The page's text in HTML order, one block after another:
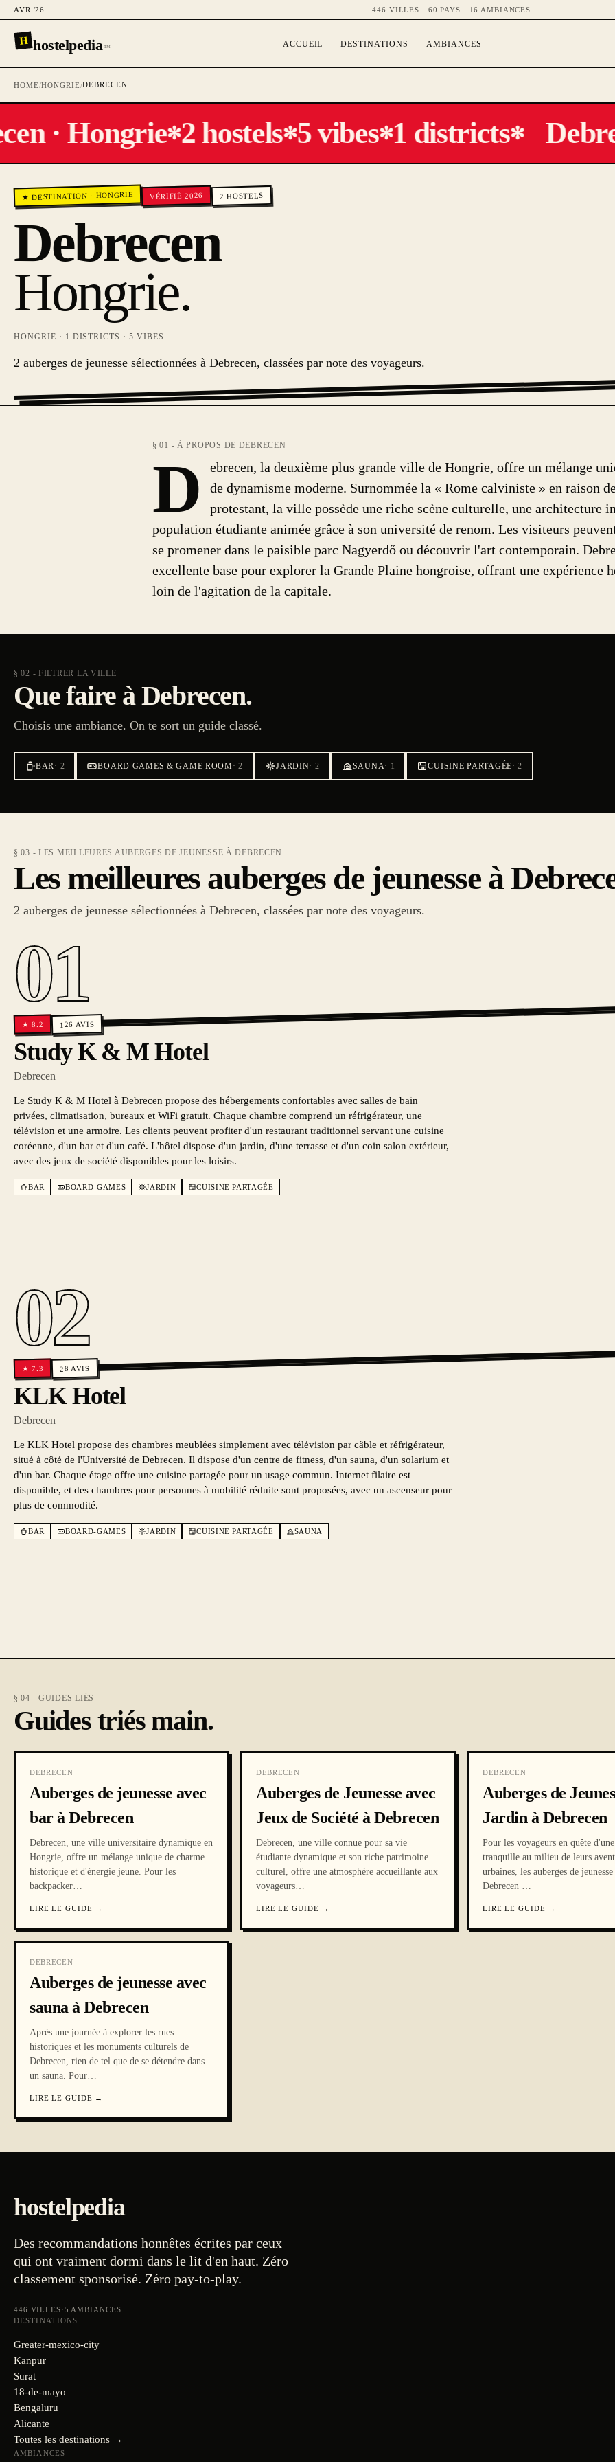
AVR '26 446 VILLES · 60 PAYS · 16 AMBIANCES
H hostelpedia™ ACCUEIL DESTINATIONS AMBIANCES
HOME/HONGRIE/DEBRECEN
· Hongrie✻2 hostels✻5 vibes✻1 districts✻
★ DESTINATION · HONGRIE VÉRIFIÉ 2026 2 HOSTELS
Debrecen
Hongrie.
HONGRIE · 1 DISTRICTS ·5 VIBES
2 auberges de jeunesse sélectionnées à Debrecen, classées par note des voyageurs.
§ 01 - À PROPOS DE DEBRECEN
D
ebrecen, la deuxième plus grande ville de Hongrie, offre un mélange
de dynamisme moderne. Surnommée la « Rome calviniste » en raison
protestant, la ville possède une riche scène culturelle, une architecture
population étudiante animée grâce à son université de renom. Les visiteurs
se promener dans le paisible parc Nagyerdő ou découvrir l'art contemporain.
excellente base pour explorer la Grande Plaine hongroise, offrant une expérience
loin de l'agitation de la capitale.
§ 02 - FILTRER LA VILLE
Que faire à Debrecen.
Choisis une ambiance. On te sort un guide classé.
BAR· 2 BOARD GAMES & GAME ROOM·2 JARDIN· 2 SAUNA· 1 CUISINE PARTAGÉE·2
§ 03 - LES MEILLEURES AUBERGES DE JEUNESSE À DEBRECEN
Les meilleures auberges de jeunesse à
2 auberges de jeunesse sélectionnées à Debrecen, classées par note des voyageurs.
01
★8.2 126 AVIS
Study K & M Hotel
Debrecen
Le Study K & M Hotel à Debrecen propose des hébergements confortables avec salles de bain
privées, climatisation, bureaux et WiFi gratuit. Chaque chambre comprend un réfrigérateur, une
télévision et une armoire. Les clients peuvent profiter d'un restaurant traditionnel servant une cuisine
coréenne, d'un bar et d'un café. L'hôtel dispose d'un jardin, d'une terrasse et d'un coin salon extérieur,
avec des jeux de société disponibles pour les loisirs.
BAR BOARD-GAMES JARDIN CUISINE PARTAGÉE
02
★7.3 28 AVIS
KLK Hotel
Debrecen
Le KLK Hotel propose des chambres meublées simplement avec télévision par câble et réfrigérateur,
situé à côté de l'Université de Debrecen. Il dispose d'un centre de fitness, d'un sauna, d'un solarium et
d'un bar. Chaque étage offre une cuisine partagée pour un usage commun. Internet filaire est
disponible, et des chambres pour personnes à mobilité réduite sont proposées, avec un ascenseur pour
plus de commodité.
BAR BOARD-GAMES JARDIN CUISINE PARTAGÉE SAUNA
§ 04 - GUIDES LIÉS
Guides triés main.
DEBRECEN
Auberges de jeunesse avec
bar à Debrecen
Debrecen, une ville universitaire dynamique en
Hongrie, offre un mélange unique de charme
historique et d'énergie jeune. Pour les
backpacker…
LIRE LE GUIDE →
DEBRECEN
Auberges de Jeunesse avec
Jeux de Société à Debrecen
Debrecen, une ville connue pour sa vie
étudiante dynamique et son riche patrimoine
culturel, offre une atmosphère accueillante aux
voyageurs…
LIRE LE GUIDE →
DEBRECEN
Auberges de
Jardin à Debrecen
Pour les voyageurs en quête
tranquille au milieu de leurs
urbaines, les auberges de
Debrecen …
LIRE LE GUIDE →
DEBRECEN
Auberges de jeunesse avec
sauna à Debrecen
Après une journée à explorer les rues
historiques et les monuments culturels de
Debrecen, rien de tel que de se détendre dans
un sauna. Pour…
LIRE LE GUIDE →
hostelpedia
Des recommandations honnêtes écrites par ceux
qui ont vraiment dormi dans le lit d'en haut. Zéro
classement sponsorisé. Zéro pay-to-play.
446 VILLES·5 AMBIANCES
DESTINATIONS
Greater-mexico-city
Kanpur
Surat
18-de-mayo
Bengaluru
Alicante
Toutes les destinations →
AMBIANCES